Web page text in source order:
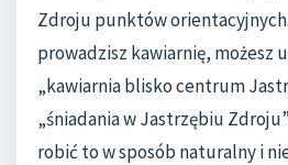
Zdroju punktów
prowadzisz kawiarnię, możesz
„kawiarnia blisko centrum
„śniadania w Jastrzębiu
robić to w sposób naturalny i